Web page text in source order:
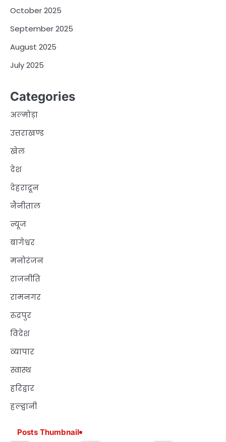
October 2025
September 2025
August 2025
July 2025
Categories
अल्मोड़ा
उत्तराखण्ड
खेल
देश
देहरादून
नैनीताल
न्यूज
बागेश्वर
मनोरंजन
राजनीति
रामनगर
रुद्रपुर
विदेश
व्यापार
स्वास्थ
हरिद्वार
हल्द्वानी
Posts Thumbnail